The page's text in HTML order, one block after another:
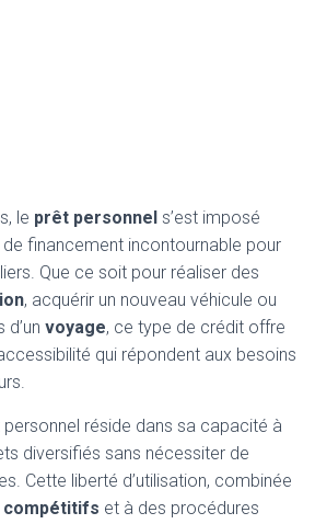
le prêt personnel s’est imposé
financement incontournable pour
Que ce soit pour réaliser des
, acquérir un nouveau véhicule ou
d’un voyage, ce type de crédit offre
qui répondent aux besoins
personnel réside dans sa capacité à
diversifiés sans nécessiter de
Cette liberté d’utilisation, combinée
compétitifs et à des procédures